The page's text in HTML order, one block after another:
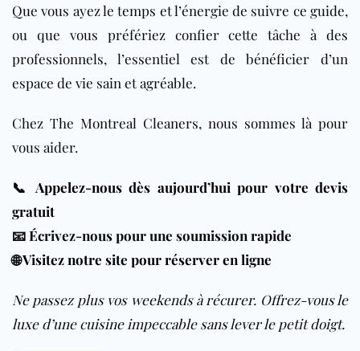
Que vous ayez le temps et l’énergie de suivre ce guide,
ou que vous préfériez confier cette tâche à des
professionnels, l’essentiel est de bénéficier d’un
espace de vie sain et agréable.
Chez The Montreal Cleaners, nous sommes là pour
vous aider.
📞 Appelez-nous dès aujourd’hui pour votre devis
gratuit
📧 Écrivez-nous pour une soumission rapide
🌐Visitez notre site pour réserver en ligne
Ne passez plus vos weekends à récurer. Offrez-vous le
luxe d’une cuisine impeccable sans lever le petit doigt.